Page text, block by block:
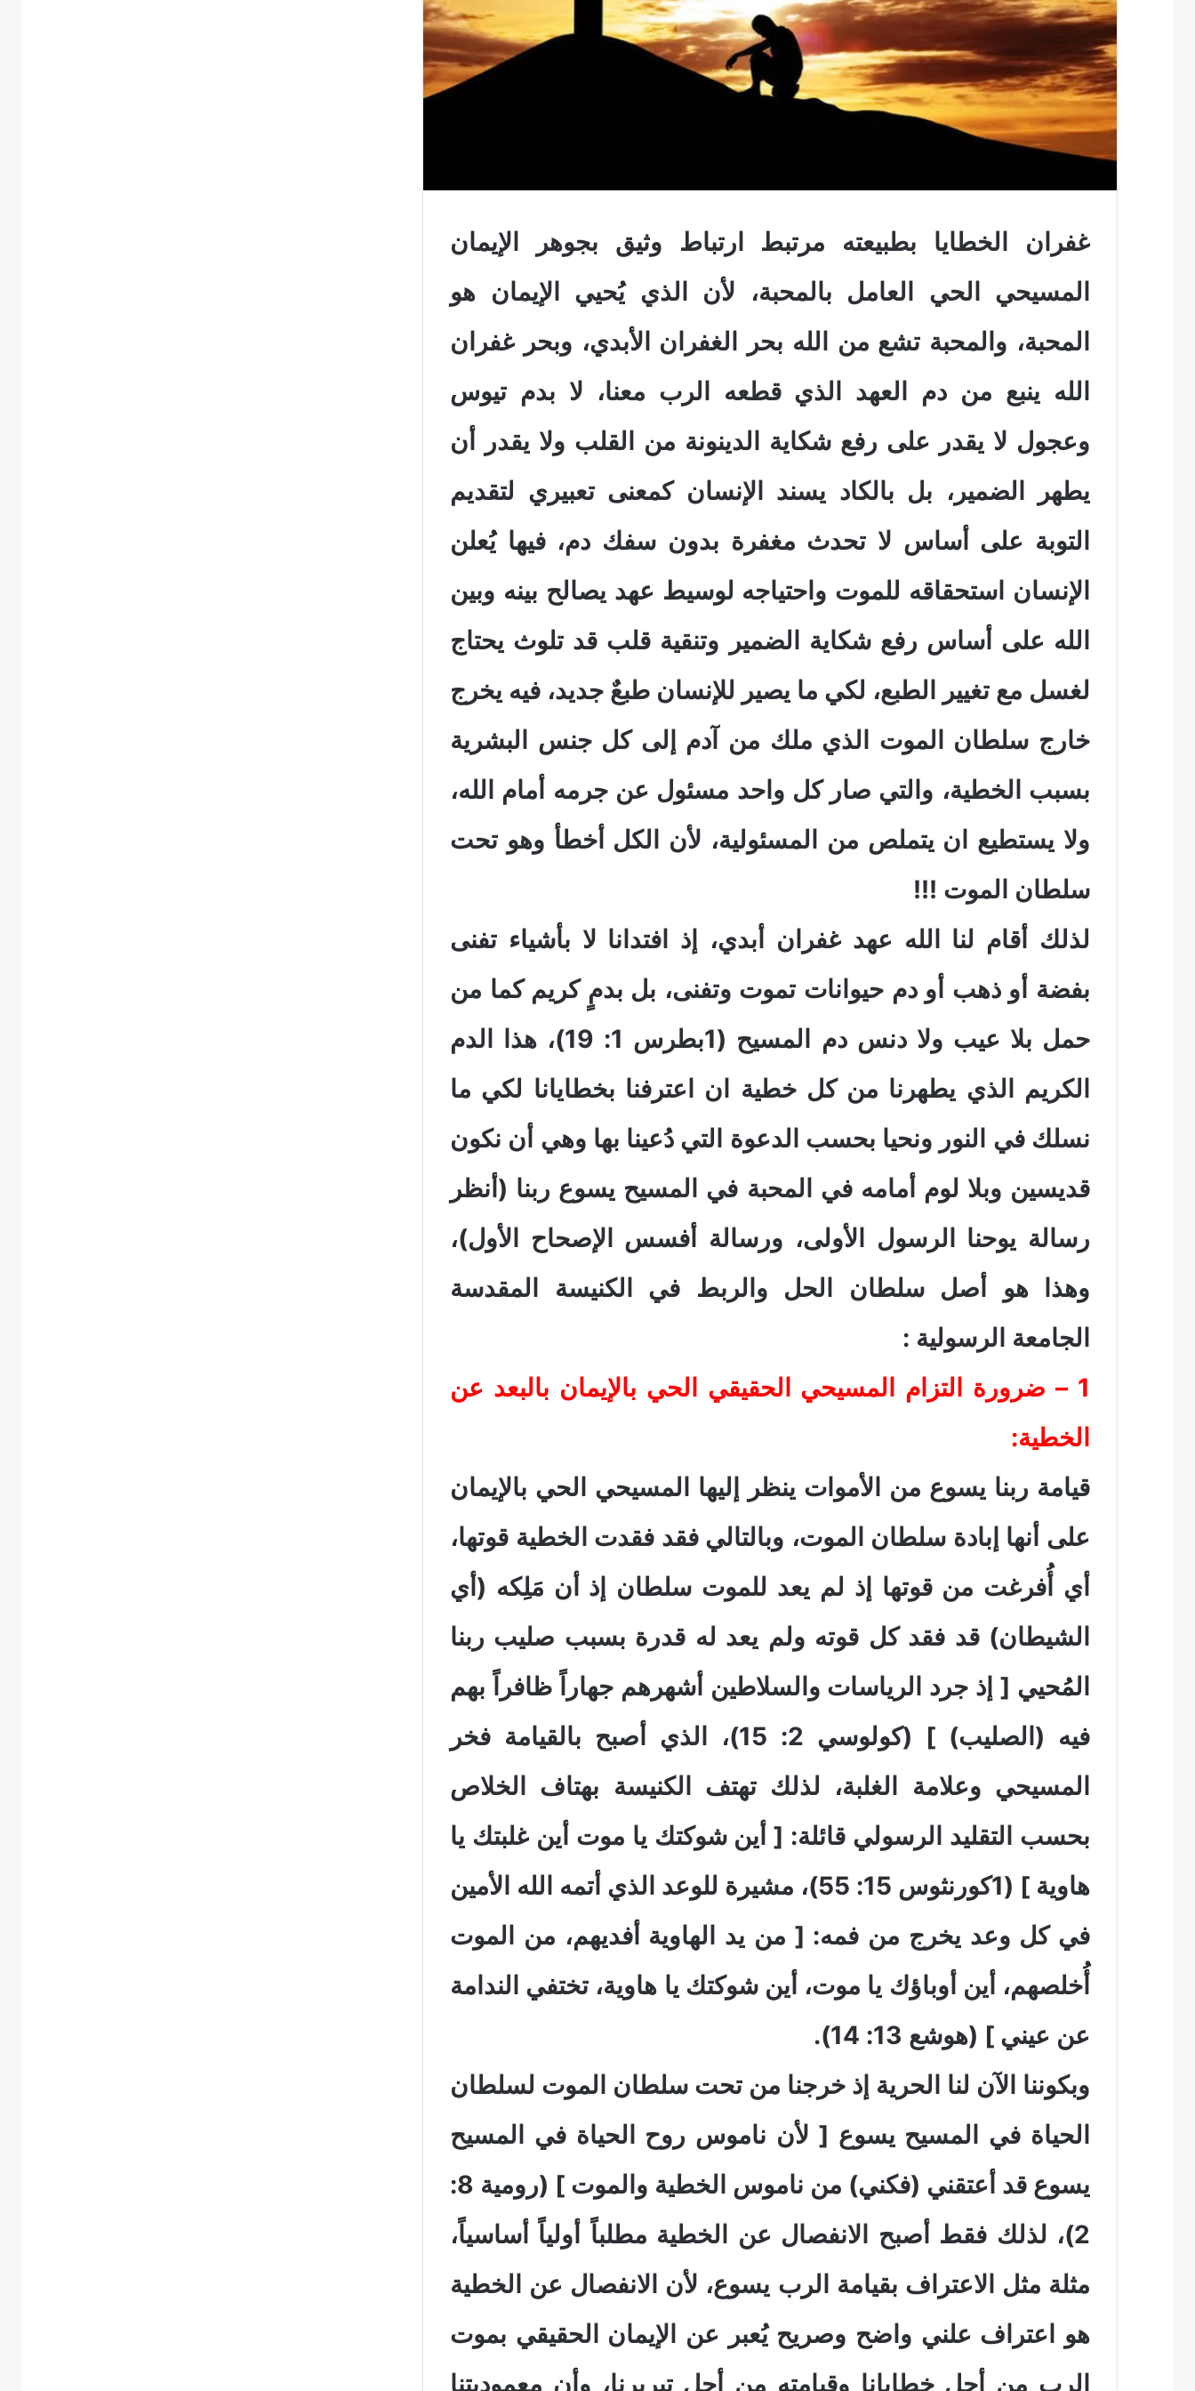
غفران الخطايا بطبيعته مرتبط ارتباط وثيق بجوهر الإيمان
المسيحي الحي العامل بالمحبة، لأن الذي يُحيي الإيمان هو
المحبة، والمحبة تشع من الله بحر الغفران الأبدي، وبحر غفران
الله ينبع من دم العهد الذي قطعه الرب معنا، لا بدم تيوس
وعجول لا يقدر على رفع شكاية الدينونة من القلب ولا يقدر أن
يطهر الضمير، بل بالكاد يسند الإنسان كمعنى تعبيري لتقديم
التوبة على أساس لا تحدث مغفرة بدون سفك دم، فيها يُعلن
الإنسان استحقاقه للموت واحتياجه لوسيط عهد يصالح بينه وبين
الله على أساس رفع شكاية الضمير وتنقية قلب قد تلوث يحتاج
لغسل مع تغيير الطبع، لكي ما يصير للإنسان طبعٌ جديد، فيه يخرج
خارج سلطان الموت الذي ملك من آدم إلى كل جنس البشرية
بسبب الخطية، والتي صار كل واحد مسئول عن جرمه أمام الله،
ولا يستطيع ان يتملص من المسئولية، لأن الكل أخطأ وهو تحت
سلطان الموت !!!
لذلك أقام لنا الله عهد غفران أبدي، إذ افتدانا لا بأشياء تفنى
بفضة أو ذهب أو دم حيوانات تموت وتفنى، بل بدمٍ كريم كما من
حمل بلا عيب ولا دنس دم المسيح (1بطرس 1: 19)، هذا الدم
الكريم الذي يطهرنا من كل خطية ان اعترفنا بخطايانا لكي ما
نسلك في النور ونحيا بحسب الدعوة التي دُعينا بها وهي أن نكون
قديسين وبلا لوم أمامه في المحبة في المسيح يسوع ربنا (أنظر
رسالة يوحنا الرسول الأولى، ورسالة أفسس الإصحاح الأول)،
وهذا هو أصل سلطان الحل والربط في الكنيسة المقدسة
الجامعة الرسولية :
1 – ضرورة التزام المسيحي الحقيقي الحي بالإيمان بالبعد عن
الخطية:
قيامة ربنا يسوع من الأموات ينظر إليها المسيحي الحي بالإيمان
على أنها إبادة سلطان الموت، وبالتالي فقد فقدت الخطية قوتها،
أي أُفرغت من قوتها إذ لم يعد للموت سلطان إذ أن مَلِكه (أي
الشيطان) قد فقد كل قوته ولم يعد له قدرة بسبب صليب ربنا
المُحيي [ إذ جرد الرياسات والسلاطين أشهرهم جهاراً ظافراً بهم
فيه (الصليب) ] (كولوسي 2: 15)، الذي أصبح بالقيامة فخر
المسيحي وعلامة الغلبة، لذلك تهتف الكنيسة بهتاف الخلاص
بحسب التقليد الرسولي قائلة: [ أين شوكتك يا موت أين غلبتك يا
هاوية ] (1كورنثوس 15: 55)، مشيرة للوعد الذي أتمه الله الأمين
في كل وعد يخرج من فمه: [ من يد الهاوية أفديهم، من الموت
أُخلصهم، أين أوباؤك يا موت، أين شوكتك يا هاوية، تختفي الندامة
عن عيني ] (هوشع 13: 14).
وبكوننا الآن لنا الحرية إذ خرجنا من تحت سلطان الموت لسلطان
الحياة في المسيح يسوع [ لأن ناموس روح الحياة في المسيح
يسوع قد أعتقني (فكني) من ناموس الخطية والموت ] (رومية 8:
2)، لذلك فقط أصبح الانفصال عن الخطية مطلباً أولياً أساسياً،
مثلة مثل الاعتراف بقيامة الرب يسوع، لأن الانفصال عن الخطية
هو اعتراف علني واضح وصريح يُعبر عن الإيمان الحقيقي بموت
الرب من أجل خطايانا وقيامته من أجل تبريرنا، وأن معموديتنا